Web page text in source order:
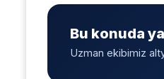
Bu konuda
Uzman ekibimiz